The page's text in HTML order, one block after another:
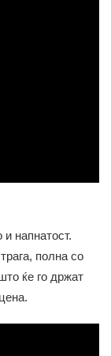
напнатост.
полна со
ќе го држат